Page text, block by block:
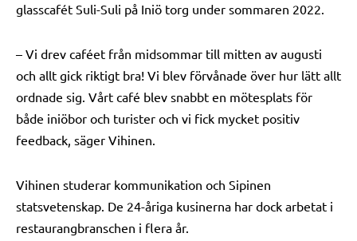
glasscafét Suli-Suli på Iniö torg under sommaren 2022.
– Vi drev caféet från midsommar till mitten av augusti
och allt gick riktigt bra! Vi blev förvånade över hur lätt allt
ordnade sig. Vårt café blev snabbt en mötesplats för
både iniöbor och turister och vi fick mycket positiv
feedback, säger Vihinen.
Vihinen studerar kommunikation och Sipinen
statsvetenskap. De 24-åriga kusinerna har dock arbetat i
restaurangbranschen i flera år.